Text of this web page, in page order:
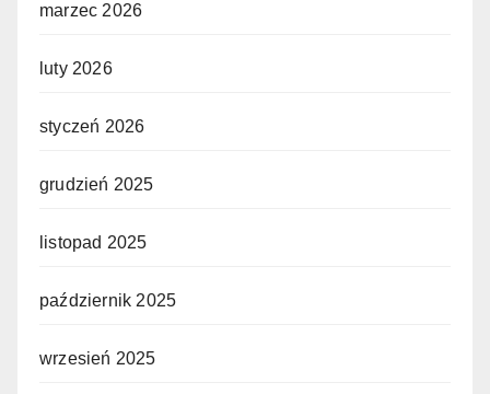
marzec 2026
luty 2026
styczeń 2026
grudzień 2025
listopad 2025
październik 2025
wrzesień 2025